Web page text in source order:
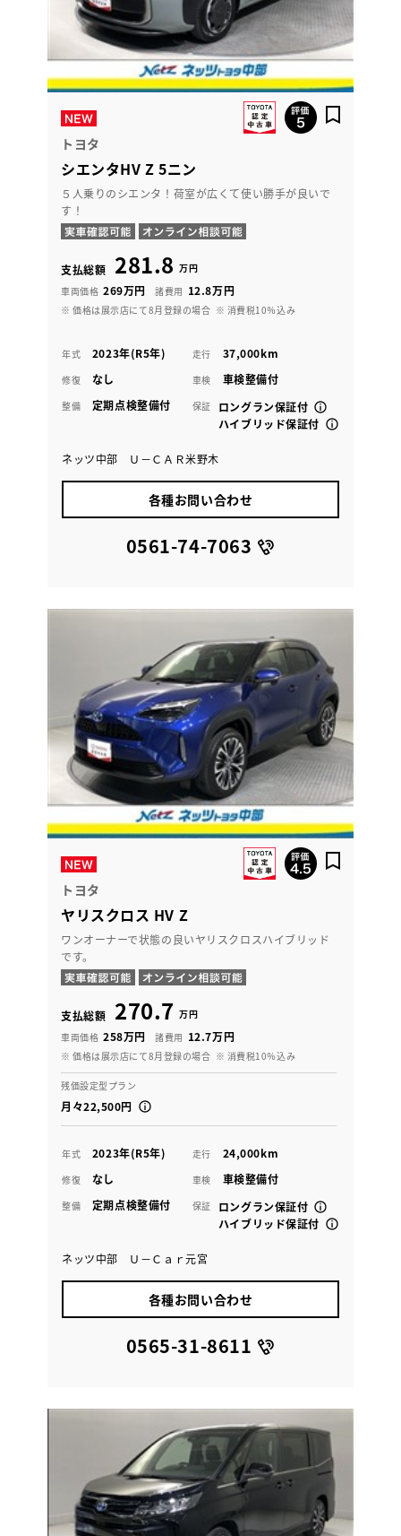
トヨタ
シエンタHV Z 5ニン
５人乗りのシエンタ！荷室が広くて使い勝手が良いで
す！
支払総額 281.8 万円
車両価格 269万円 諸費用 12.8万円
※ 価格は展示店にて8月登録の場合 ※ 消費税10％込み
年式 2023年(R5年) 走行 37,000km
修復 なし 車検 車検整備付
整備 定期点検整備付 保証
ロングラン保証付
ハイブリッド保証付
ネッツ中部 Ｕ－ＣＡＲ米野木
各種お問い合わせ
0561-74-7063
トヨタ
ヤリスクロス HV Z
ワンオーナーで状態の良いヤリスクロスハイブリッド
です。
支払総額 270.7 万円
車両価格 258万円 諸費用 12.7万円
※ 価格は展示店にて8月登録の場合 ※ 消費税10％込み
残価設定型プラン
月々22,500円
年式 2023年(R5年) 走行 24,000km
修復 なし 車検 車検整備付
整備 定期点検整備付 保証
ロングラン保証付
ハイブリッド保証付
ネッツ中部 Ｕ－Ｃａｒ元宮
各種お問い合わせ
0565-31-8611